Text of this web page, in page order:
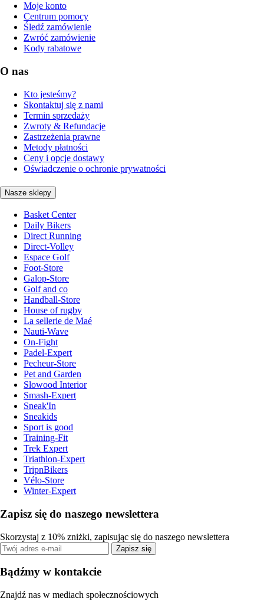
Moje konto
Centrum pomocy
Śledź zamówienie
Zwróć zamówienie
Kody rabatowe
O nas
Kto jesteśmy?
Skontaktuj się z nami
Termin sprzedaży
Zwroty & Refundacje
Zastrzeżenia prawne
Metody płatności
Ceny i opcje dostawy
Oświadczenie o ochronie prywatności
Nasze sklepy
Basket Center
Daily Bikers
Direct Running
Direct-Volley
Espace Golf
Foot-Store
Galop-Store
Golf and co
Handball-Store
House of rugby
La sellerie de Maé
Nauti-Wave
On-Fight
Padel-Expert
Pecheur-Store
Pet and Garden
Slowood Interior
Smash-Expert
Sneak'In
Sneakids
Sport is good
Training-Fit
Trek Expert
Triathlon-Expert
TripnBikers
Vélo-Store
Winter-Expert
Zapisz się do naszego newslettera
Skorzystaj z 10% zniżki, zapisując się do naszego newslettera
Zapisz się
Bądźmy w kontakcie
Znajdź nas w mediach społecznościowych